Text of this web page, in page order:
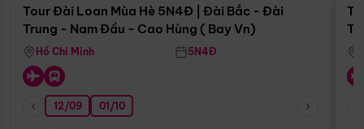
Tour Đài Loan Mùa Hè 5N4Đ | Đài Bắc - Đài
Trung - Nam Đầu - Cao Hùng ( Bay Vn)
Hồ Chí Minh 5N4Đ
12/09 01/10